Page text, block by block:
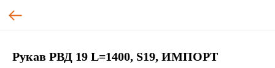
Рукав РВД 19 L=1400, S19, ИМПОРТ